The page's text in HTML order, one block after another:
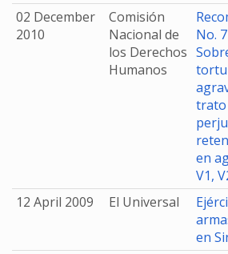
02 December
2010
Comisión
Nacional de
los Derechos
Humanos
No.
trato
en
V1,
12 April 2009 El Universal
en